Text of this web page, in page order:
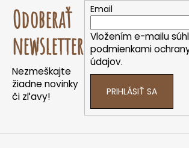
Odoberať
newsletter
Nezmeškajte
žiadne novinky
či zľavy!
Email
Vložením e-mailu
podmienkami
údajov.
PRIHLÁSIŤ SA